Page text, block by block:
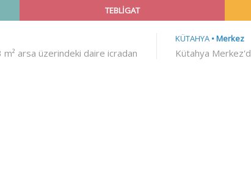
TEBLİGAT
arsa üzerindeki daire icradan
KÜTAHYA Merkez
Kütahya